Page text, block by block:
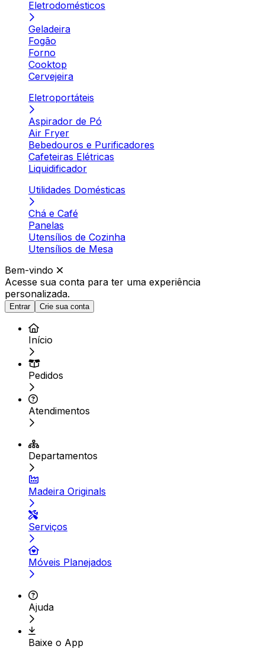
Eletrodomésticos
Geladeira
Fogão
Forno
Cooktop
Cervejeira
Eletroportáteis
Aspirador de Pó
Air Fryer
Bebedouros e Purificadores
Cafeteiras Elétricas
Liquidificador
Utilidades Domésticas
Chá e Café
Panelas
Utensílios de Cozinha
Utensílios de Mesa
Bem-vindo
Acesse sua conta para ter uma experiência
personalizada.
Entrar Crie sua conta
Início
Pedidos
Atendimentos
Departamentos
Madeira Originals
Serviços
Móveis Planejados
Ajuda
Baixe o App